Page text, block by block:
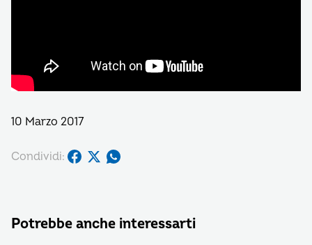
10 Marzo 2017
Condividi:
Potrebbe anche interessarti